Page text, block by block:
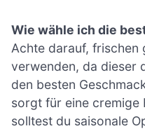
Wie wähle ich die
Achte darauf, frischen
verwenden, da dieser
den besten
sorgt für eine cremige
solltest du saisonale